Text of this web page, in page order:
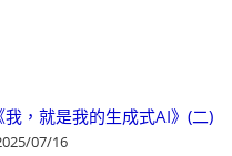
我，就是我的生成式AI》(二)
07/16